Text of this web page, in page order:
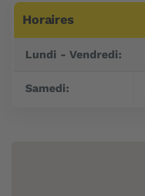
Horaires
Lundi - Vendredi:
Samedi: